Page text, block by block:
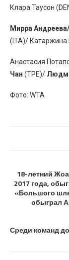
Клара Таусон
Мирра
(ITA)/ Катаржина
Анастасия
Чан (TPE)/
Фото: WTA
18-летний
2017 года,
«Большого
обыграл
Среди команд